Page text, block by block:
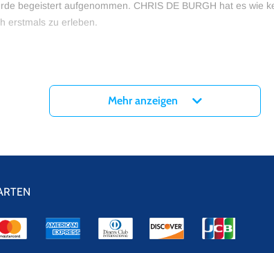
begeistert aufgenommen. CHRIS DE BURGH hat es
erstmals zu erleben.
Mehr anzeigen